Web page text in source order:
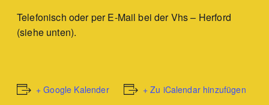
Telefonisch oder per E-Mail bei der Vhs – Herford
(siehe unten).
+ Google Kalender + Zu iCalendar hinzufügen